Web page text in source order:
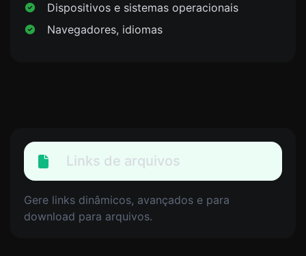
Dispositivos e sistemas operacionais
Navegadores, idiomas
Links de arquivos
Gere links dinâmicos, avançados e para
download para arquivos.